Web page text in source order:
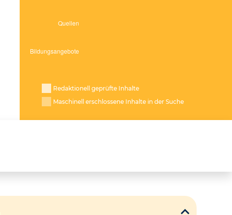
Redaktionell geprüfte Inhalte
Maschinell erschlossene Inhalte in der Suche